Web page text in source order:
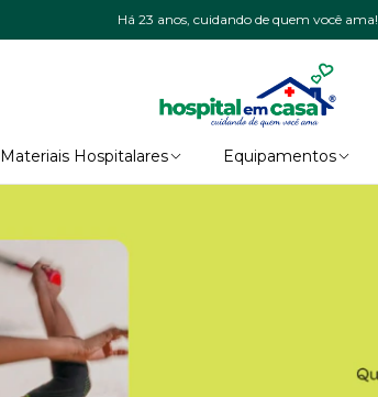
Há 23 anos, cuidando de quem você ama!
Materiais Hospitalares Equipamentos